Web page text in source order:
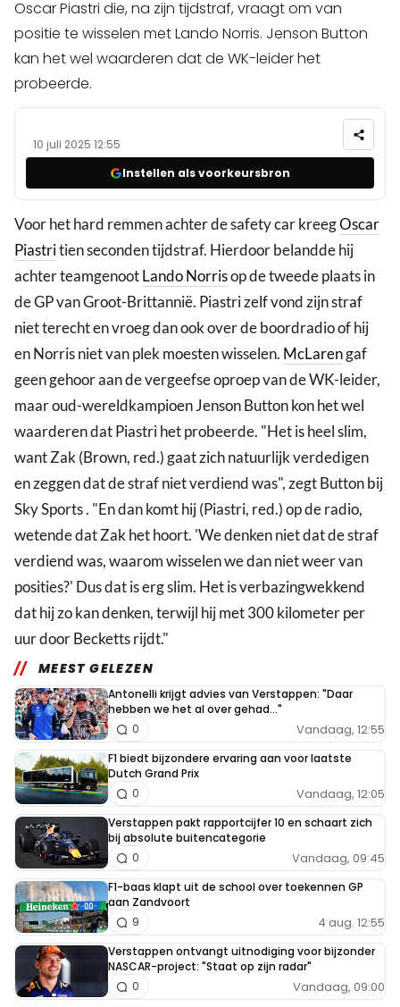
Oscar Piastri die, na zijn tijdstraf, vraagt om van
positie te wisselen met Lando Norris. Jenson Button
kan het wel waarderen dat de WK-leider het
probeerde.
10 juli 2025 12:55
Instellen als voorkeursbron
Voor het hard remmen achter de safety car kreegOscar
Piastritien seconden tijdstraf. Hierdoor belandde hij
achter teamgenootLando Norrisop de tweede plaats in
de GP van Groot-Brittannië. Piastri zelf vond zijn straf
niet terecht en vroeg dan ook over de boordradio of hij
en Norris niet van plek moesten wisselen. McLarengaf
geen gehoor aan de vergeefse oproep van de WK-leider,
maar oud-wereldkampioen Jenson Button kon het wel
waarderen dat Piastri het probeerde. "Het is heel slim,
want Zak (Brown, red.) gaat zich natuurlijk verdedigen
en zeggen dat de straf niet verdiend was", zegt Button bij
Sky Sports . "En dan komt hij (Piastri, red.) op de radio,
wetende dat Zak het hoort. 'We denken niet dat de straf
verdiend was, waarom wisselen we dan niet weer van
posities?' Dus dat is erg slim. Het is verbazingwekkend
dat hij zo kan denken, terwijl hij met 300 kilometer per
uur door Becketts rijdt."
MEEST GELEZEN
Antonelli krijgt advies van Verstappen: "Daar
hebben we het al over gehad..."
Vandaag, 12:55
0
F1 biedt bijzondere ervaring aan voor laatste
Dutch Grand Prix
Vandaag, 12:05
0
Verstappen pakt rapportcijfer 10 en schaart zich
bij absolute buitencategorie
Vandaag, 09:45
0
F1-baas klapt uit de school over toekennen GP
aan Zandvoort
4 aug. 12:55
9
Verstappen ontvangt uitnodiging voor bijzonder
NASCAR-project: "Staat op zijn radar"
Vandaag, 09:00
0